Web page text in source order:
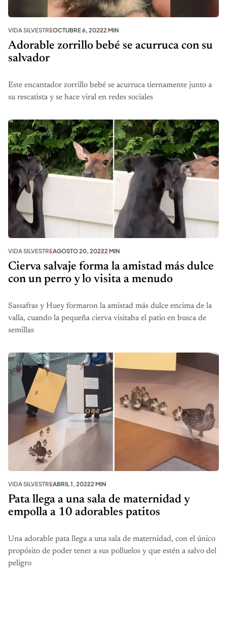
VIDA SILVESTREOCTUBRE 6, 20222 MIN
Adorable zorrillo bebé se acurruca con su
salvador
Este encantador zorrillo bebé se acurruca tiernamente junto a
su rescatista y se hace viral en redes sociales
VIDA SILVESTREAGOSTO 20, 20222 MIN
Cierva salvaje forma la amistad más dulce
con un perro y lo visita a menudo
Sassafras y Huey formaron la amistad más dulce encima de la
valla, cuando la pequeña cierva visitaba el patio en busca de
semillas
VIDA SILVESTREABRIL 1, 20222 MIN
Pata llega a una sala de maternidad y
empolla a 10 adorables patitos
Una adorable pata llega a una sala de maternidad, con el único
propósito de poder tener a sus polluelos y que estén a salvo del
peligro